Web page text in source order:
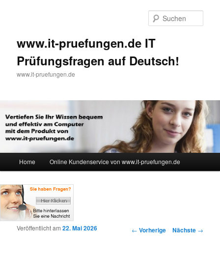
www.it-pruefungen.de IT
Prüfungsfragen auf Deutsch!
www.it-pruefungen.de
Zum Inhalt wechseln
Zum sekundären Inhalt wechseln
Home Online Kundenservice von www.it-pruefungen.de
Artikelnavigation
← Vorherige Nächste →
Veröffentlicht am22. Mai 2026